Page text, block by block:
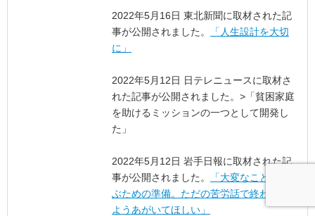
2022年5月16日 東北新聞に取材された記
事が公開されました。
「人生設計を大切
に」
2022年5月12日 日テレニュースに取材さ
れた記事が公開されました。>「貧困家庭
を助けるミッションの一つとして開発し
た」
2022年5月12日 岩手日報に取材された記
事が公開されました。
「大変なことは飛
ぶための準備。ただの苦労話で終わらぬ
ようあがいてほしい」